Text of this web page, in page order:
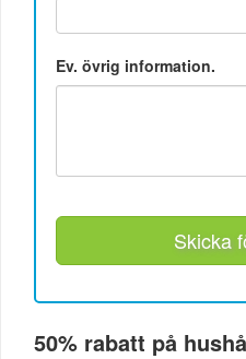
Ev. övrig information.
Skicka
50% rabatt på